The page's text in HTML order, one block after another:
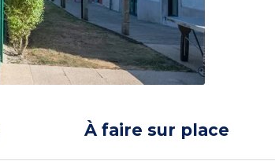
À faire sur place